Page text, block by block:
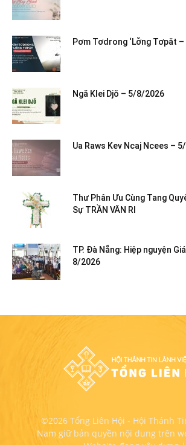
Pơm Tơdrong ‘Lơ̆ng Tơpăt
Ngă Klei Djŏ – 5/8/2026
Ua Raws Kev Ncaj Ncees –
Thư Phân Ưu Cùng Tang
Sự TRẦN VĂN RI
TP. Đà Nẵng: Hiệp nguyện
8/2026
©2026 Tổng Liên Hội - Hội Thánh
Nam giữ bản quyền nội dung trên